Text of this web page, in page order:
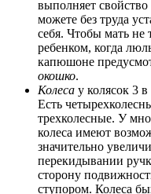
выполняет свойство
можете без труда
себя. Чтобы мать не
ребенком, когда
капюшоне
окошко.
Колеса у колясок 3
Есть
трехколесные. У
колеса имеют
значительно
перекидывании
сторону
ступором. Колеса